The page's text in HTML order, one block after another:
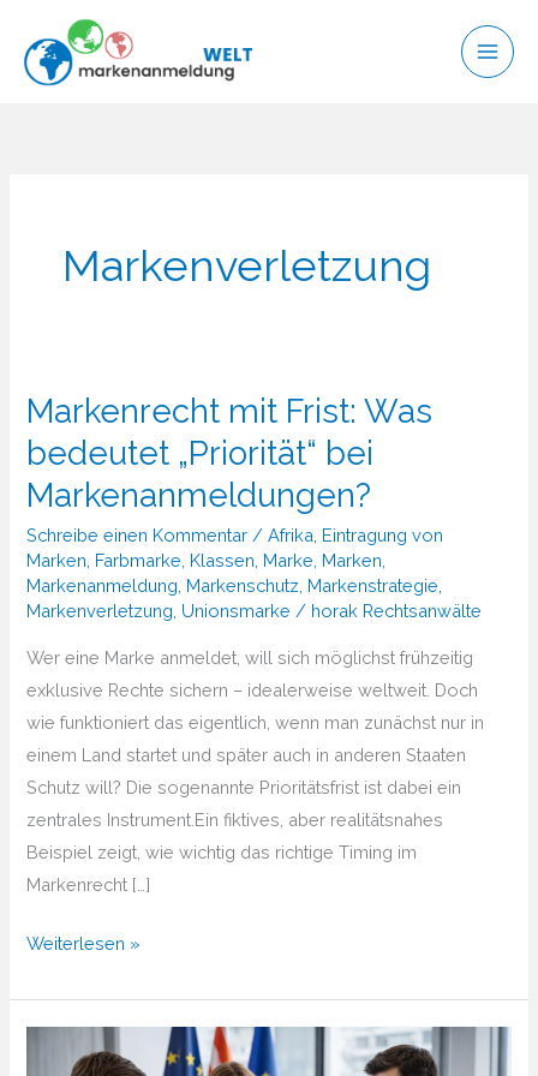
Inhalt
springen
Markenverletzung
Markenrecht mit Frist: Was
bedeutet „Priorität“ bei
Markenanmeldungen?
Schreibe einen Kommentar /Afrika Eintragung von
Marken Farbmarke Klassen Marke Marken
Markenanmeldung Markenschutz Markenstrategie
Markenverletzung Unionsmarke / horak Rechtsanwälte
Wer eine Marke anmeldet, will sich möglichst frühzeitig
exklusive Rechte sichern – idealerweise weltweit. Doch
wie funktioniert das eigentlich, wenn man zunächst nur in
einem Land startet und später auch in anderen Staaten
Schutz will? Die sogenannte Prioritätsfrist ist dabei ein
zentrales Instrument.Ein fiktives, aber realitätsnahes
Beispiel zeigt, wie wichtig das richtige Timing im
Markenrecht […]
Markenrecht
Frist:
bedeutet
Weiterlesen »